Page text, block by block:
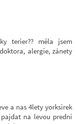
terier?? měla jsem
alergie, zánety
a nas 4lety yorksirek
na levou predni